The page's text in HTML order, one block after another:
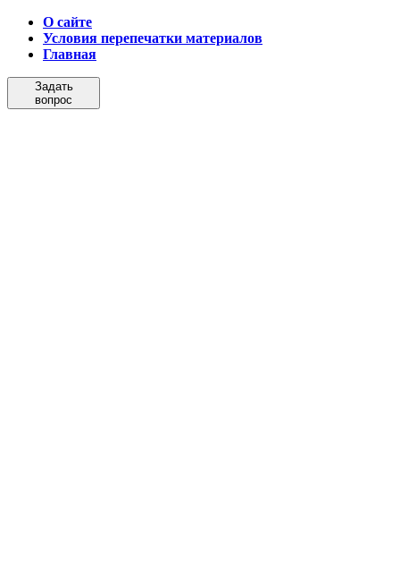
О сайте
Условия перепечатки материалов
Главная
Задать
вопрос